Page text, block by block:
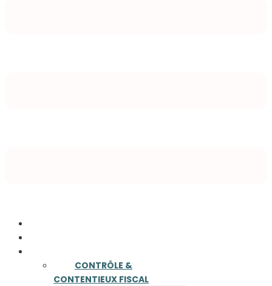
CONTRÔLE &
CONTENTIEUX FISCAL